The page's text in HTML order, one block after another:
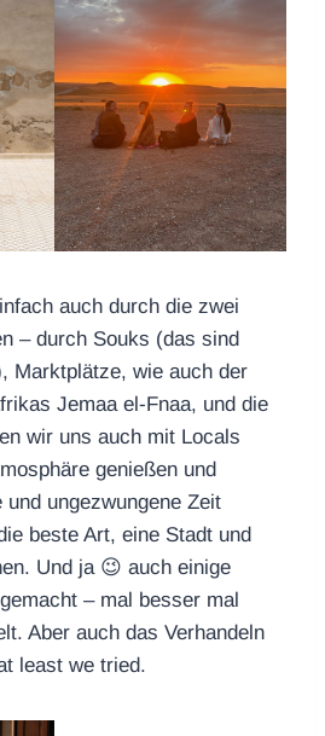
auch durch die zwei
– durch Souks (das sind
Marktplätze, wie auch der
Jemaa el-Fnaa, und die
wir uns auch mit Locals
genießen und
ungezwungene Zeit
beste Art, eine Stadt und
Und ja 😉 auch einige
– mal besser mal
Aber auch das Verhandeln
least we tried.